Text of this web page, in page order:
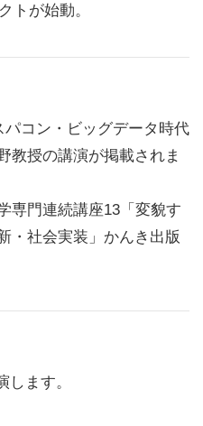
トが始動。
パコン・ビッグデータ時代
教授の講演が掲載されま
門連続講座13「変貌す
・社会実装」かんき出版
ます。